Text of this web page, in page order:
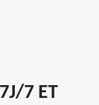
7 ET